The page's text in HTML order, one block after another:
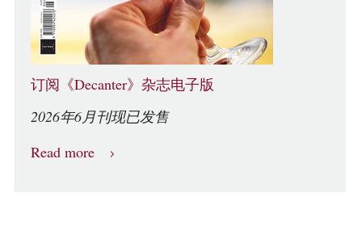
订阅《Decanter》杂志电子版
2026年6月刊现已发售
Read more